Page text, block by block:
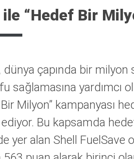
“Hedef Bir
dünya çapında bir milyon
sağlamasına yardımcı
Milyon” kampanyası
Bu kapsamda
yer alan Shell FuelSave